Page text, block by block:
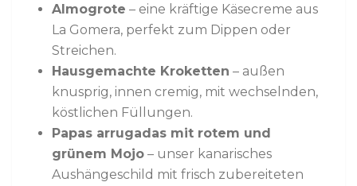
Almogrote – eine kräftige Käsecreme aus
La Gomera, perfekt zum Dippen oder
Streichen.
Hausgemachte Kroketten – außen
knusprig, innen cremig, mit wechselnden,
köstlichen Füllungen.
Papas arrugadas mit rotem und
grünem Mojo – unser kanarisches
Aushängeschild mit frisch zubereiteten